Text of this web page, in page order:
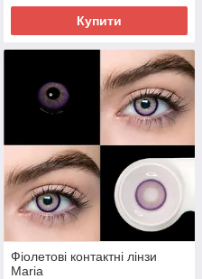
Купити
Фіолетові контактні лінзи
Maria